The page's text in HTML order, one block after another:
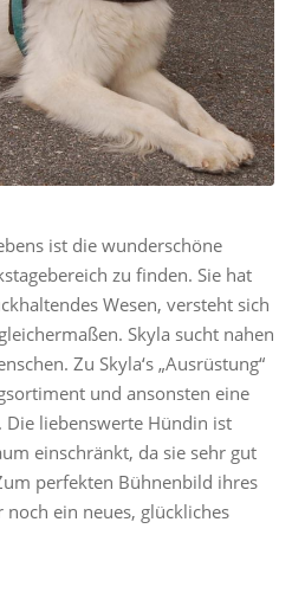
ist die wunderschöne
zu finden. Sie hat
Wesen, versteht sich
Skyla sucht nahen
Zu Skyla‘s „Ausrüstung“
und ansonsten eine
liebenswerte Hündin ist
einschränkt, da sie sehr gut
perfekten Bühnenbild ihres
ein neues, glückliches